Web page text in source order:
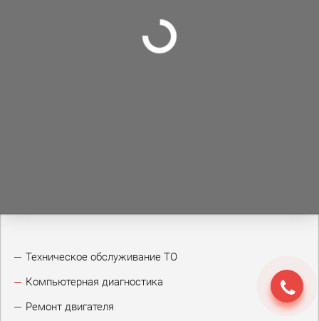
Техническое обслуживание ТО
Компьютерная диагностика
Ремонт двигателя